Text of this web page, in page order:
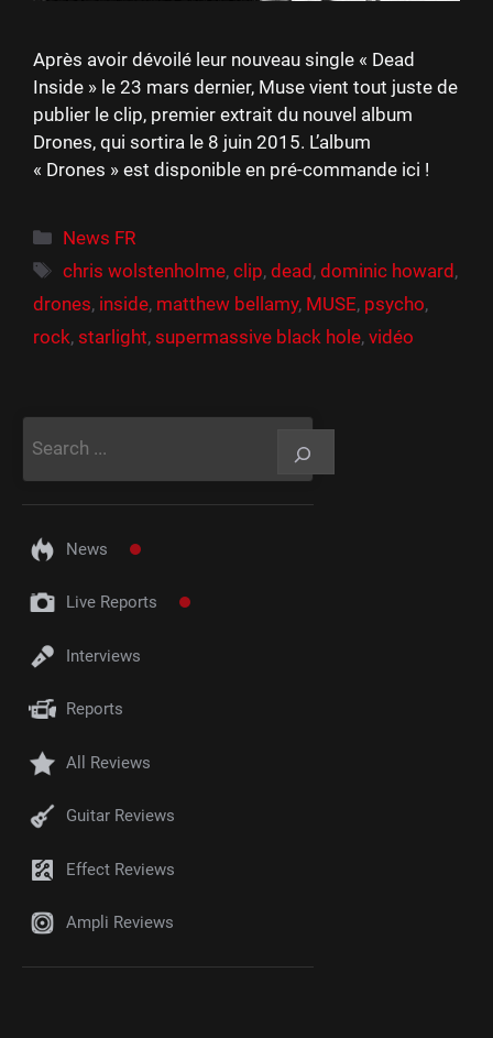
Après avoir dévoilé leur nouveau single « Dead
Inside » le 23 mars dernier, Muse vient tout juste de
publier le clip, premier extrait du nouvel album
Drones, qui sortira le 8 juin 2015. L’album
« Drones » est disponible en pré-commande ici !
Catégories
News FR
Étiquettes
chris wolstenholme,clip,dead,dominic howard,
drones, inside, matthew bellamy, MUSE, psycho,
rock, starlight, supermassive black hole, vidéo
News
Live Reports
Interviews
Reports
All Reviews
Guitar Reviews
Effect Reviews
Ampli Reviews